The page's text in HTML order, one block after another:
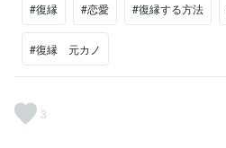
#復縁 #恋愛 #復縁する方法
#復縁 元カノ
3